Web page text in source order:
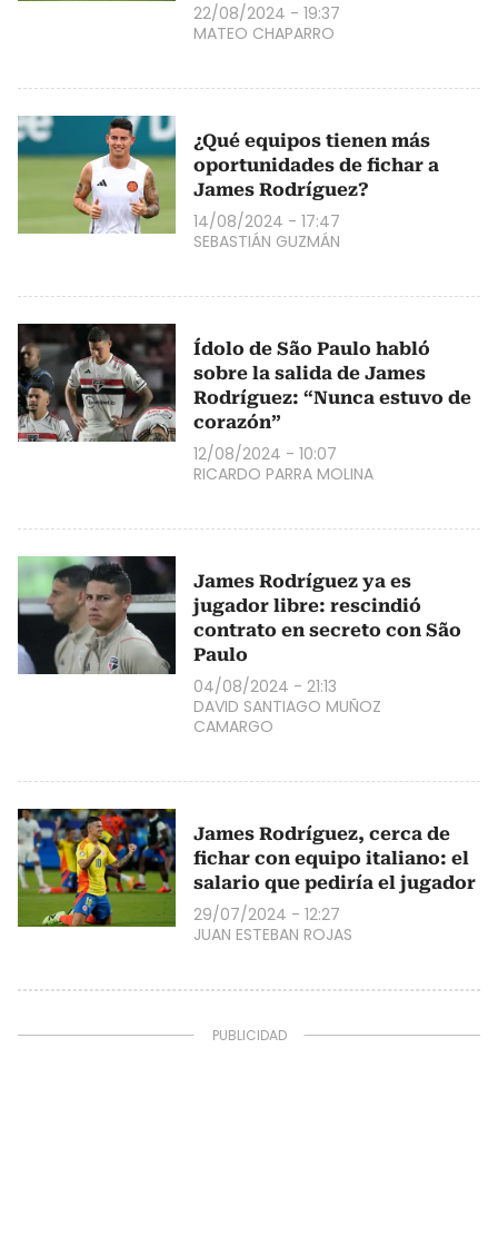
22/08/2024 - 19:37
MATEO CHAPARRO
¿Qué equipos tienen más
oportunidades de fichar a
James Rodríguez?
14/08/2024 - 17:47
SEBASTIÁN GUZMÁN
Ídolo de São Paulo habló
sobre la salida de James
Rodríguez: “Nunca estuvo de
corazón”
12/08/2024 - 10:07
RICARDO PARRA MOLINA
James Rodríguez ya es
jugador libre: rescindió
contrato en secreto con São
Paulo
04/08/2024 - 21:13
DAVID SANTIAGO MUÑOZ
CAMARGO
James Rodríguez, cerca de
fichar con equipo italiano: el
salario que pediría el jugador
29/07/2024 - 12:27
JUAN ESTEBAN ROJAS